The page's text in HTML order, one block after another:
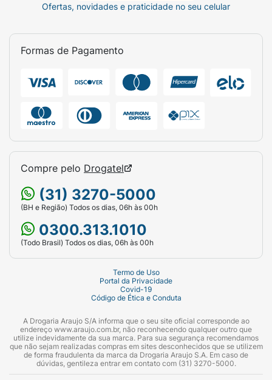
Ofertas, novidades e praticidade no seu celular
Formas de Pagamento
Compre pelo Drogatel
(31) 3270-5000
(BH e Região) Todos os dias, 06h às 00h
0300.313.1010
(Todo Brasil) Todos os dias, 06h às 00h
Termo de Uso
Portal da Privacidade
Covid-19
Código de Ética e Conduta
A Drogaria Araujo S/A informa que o seu site oficial corresponde ao
endereço www.araujo.com.br, não reconhecendo qualquer outro que
utilize indevidamente da sua marca. Para sua segurança recomendamos
que não sejam realizadas compras em sites desconhecidos que se utilizem
de forma fraudulenta da marca da Drogaria Araujo S.A. Em caso de
dúvidas, gentileza entrar em contato com (31) 3270-5000.